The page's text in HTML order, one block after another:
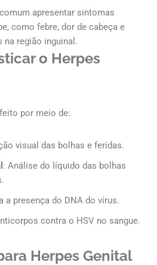
apresentar sintomas
como febre, dor de cabeça e
região inguinal.
o Herpes
por meio de:
visual das bolhas e feridas.
: Análise do líquido das bolhas
a presença do DNA do vírus.
contra o HSV no sangue.
Herpes Genital